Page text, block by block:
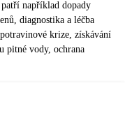
například dopady
diagnostika a léčba
krize, získávání
pitné vody, ochrana